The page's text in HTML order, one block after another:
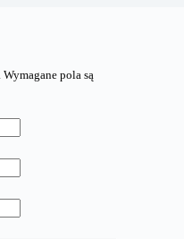
Wymagane pola są